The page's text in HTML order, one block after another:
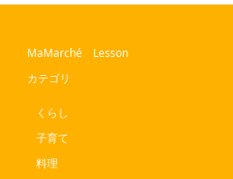
MaMarché Lesson
カテゴリ
くらし
子育て
料理